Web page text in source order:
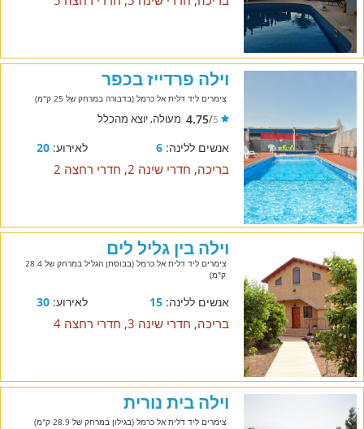
וילה פרדייז בכפר
צימרים ליד דלית אל כרמל (בדבורה במרחק של 25 ק"מ)
5
/
4.75 מעולה, יוצא מהכלל
אנשים ללינה:6 לאירוע:20
בריכה, חדרי שינה 2, חדרי רחצה 2
וילה בין גליל לים
צימרים ליד דלית אל כרמל (בבוסתן הגליל במרחק של 28.4
ק"מ)
אנשים ללינה:15 לאירוע:30
בריכה, חדרי שינה 3, חדרי רחצה 4
וילה בית נורית
צימרים ליד דלית אל כרמל (בגילון במרחק של 28.9 ק"מ)